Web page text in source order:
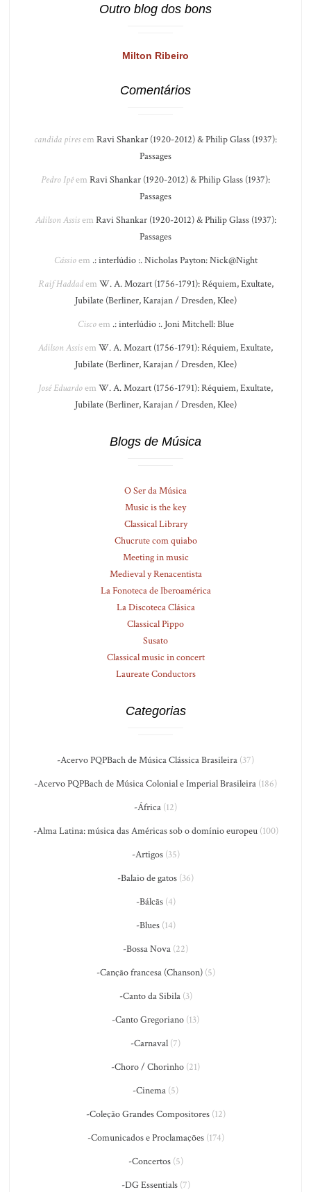
Outro blog dos bons
Milton Ribeiro
Comentários
candida piresem Ravi Shankar (1920-2012) & Philip Glass (1937):
Passages
Pedro Ipêem Ravi Shankar (1920-2012) & Philip Glass (1937):
Passages
Adilson Assisem Ravi Shankar (1920-2012) & Philip Glass (1937):
Passages
Cássioem .: interlúdio :. Nicholas Payton: Nick@Night
Raif Haddadem W. A. Mozart (1756-1791): Réquiem, Exultate,
Jubilate (Berliner, Karajan / Dresden, Klee)
Ciscoem .: interlúdio :. Joni Mitchell: Blue
Adilson Assisem W. A. Mozart (1756-1791): Réquiem, Exultate,
Jubilate (Berliner, Karajan / Dresden, Klee)
José Eduardoem W. A. Mozart (1756-1791): Réquiem, Exultate,
Jubilate (Berliner, Karajan / Dresden, Klee)
Blogs de Música
O Ser da Música
Music is the key
Classical Library
Chucrute com quiabo
Meeting in music
Medieval y Renacentista
La Fonoteca de Iberoamérica
La Discoteca Clásica
Classical Pippo
Susato
Classical music in concert
Laureate Conductors
Categorias
-Acervo PQPBach de Música Clássica Brasileira (37)
-Acervo PQPBach de Música Colonial e Imperial Brasileira (186)
-África (12)
-Alma Latina: música das Américas sob o domínio europeu(100)
-Artigos(35)
-Balaio de gatos (36)
-Bálcãs(4)
-Blues(14)
-Bossa Nova (22)
-Canção francesa (Chanson)(5)
-Canto da Sibila(3)
-Canto Gregoriano (13)
-Carnaval (7)
-Choro / Chorinho (21)
-Cinema (5)
-Coleção Grandes Compositores(12)
-Comunicados e Proclamações(174)
-Concertos(5)
-DG Essentials(7)